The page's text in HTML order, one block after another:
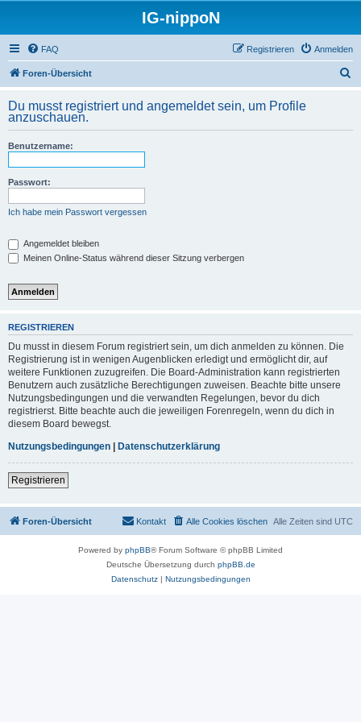
IG-nippoN
FAQ Anmelden
Registrieren
Foren-Übersicht
h
Du musst registriert und angemeldet sein, um Profile
anzuschauen.
Benutzername:
Passwort:
Ich habe mein Passwort vergessen
Angemeldet bleiben
Meinen Online-Status während dieser Sitzung verbergen
REGISTRIEREN
Du musst in diesem Forum registriert sein, um dich anmelden zu können. Die
Registrierung ist in wenigen Augenblicken erledigt und ermöglicht dir, auf
weitere Funktionen zuzugreifen. Die Board-Administration kann registrierten
Benutzern auch zusätzliche Berechtigungen zuweisen. Beachte bitte unsere
Nutzungsbedingungen und die verwandten Regelungen, bevor du dich
registrierst. Bitte beachte auch die jeweiligen Forenregeln, wenn du dich in
diesem Board bewegst.
Nutzungsbedingungen | Datenschutzerklärung
Registrieren
Foren-Übersicht Alle Zeiten sind UTC
Alle Cookies löschen
Kontakt
Powered by phpBB® Forum Software © phpBB Limited
Deutsche Übersetzung durch phpBB.de
Datenschutz| Nutzungsbedingungen